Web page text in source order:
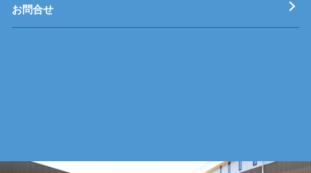
お問合せ